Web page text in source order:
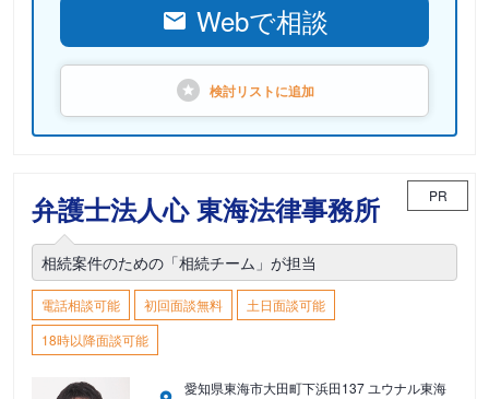
Webで相談
検討リストに追加
弁護士法人心 東海法律事務所 PR
相続案件のための「相続チーム」が担当
電話相談可能 初回面談無料
土日面談可能
18時以降面談可能
愛知県東海市大田町下浜田137 ユウナル東海